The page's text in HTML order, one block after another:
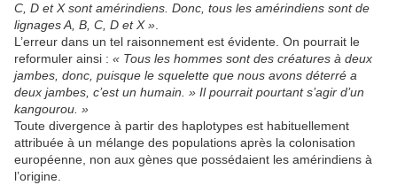
C, D et X sont amérindiens. Donc, tous les amérindiens sont de
lignages A, B, C, D et X »
L’erreur dans un tel raisonnement est évidente. On pourrait le
reformuler ainsi : « Tous les hommes sont des créatures à deux
jambes, donc, puisque le squelette que nous avons déterré a
deux jambes, c’est un humain. » Il pourrait pourtant s’agir d’un
kangourou. »
Toute divergence à partir des haplotypes est habituellement
attribuée à un mélange des populations après la colonisation
européenne, non aux gènes que possédaient les amérindiens à
l’origine.